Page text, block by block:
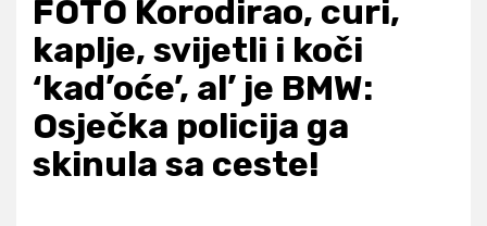
FOTO Korodirao, curi,
kaplje, svijetli i koči
‘kad’oće’, al’ je BMW:
Osječka policija ga
skinula sa ceste!